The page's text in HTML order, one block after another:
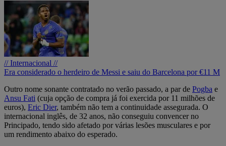
// Internacional //
Era considerado o herdeiro de Messi e saiu do Barcelona por €11 M
Outro nome sonante contratado no verão passado, a par de Pogba e
Ansu Fati (cuja opção de compra já foi exercida por 11 milhões de
euros), Eric Dier, também não tem a continuidade assegurada. O
internacional inglês, de 32 anos, não conseguiu convencer no
Principado, tendo sido afetado por várias lesões musculares e por
um rendimento abaixo do esperado.